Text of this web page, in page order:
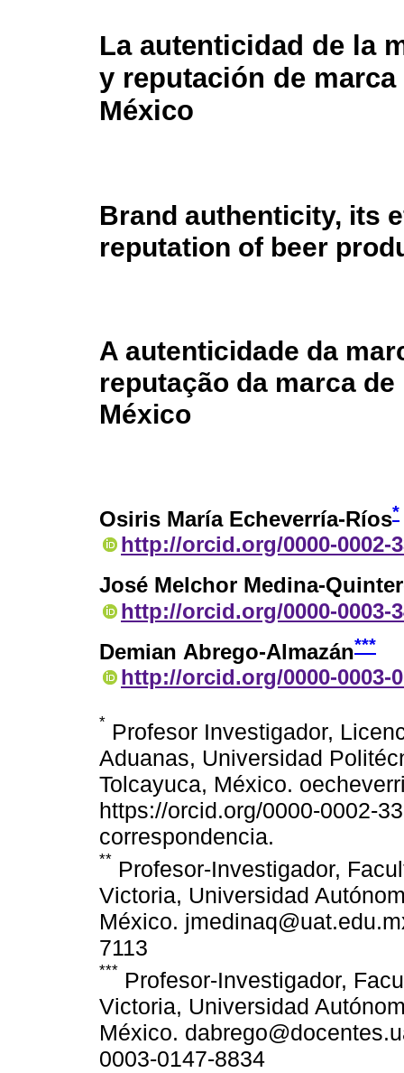
La autenticidad de la
y reputación de
México
Brand authenticity, its
reputation of beer
A autenticidade da
reputação da marca
México
Osiris María Echeverría-Ríos*
http://orcid.org/0000-0002-
José Melchor Medina-
http://orcid.org/0000-0003-
Demian Abrego-Almazán***
http://orcid.org/0000-0003-
* Profesor Investigador,
Aduanas, Universidad
Tolcayuca, México.
https://orcid.org/0000-0002-
correspondencia.
** Profesor-Investigador,
Victoria, Universidad
México.
7113
*** Profesor-Investigador,
Victoria, Universidad
México.
0003-0147-8834